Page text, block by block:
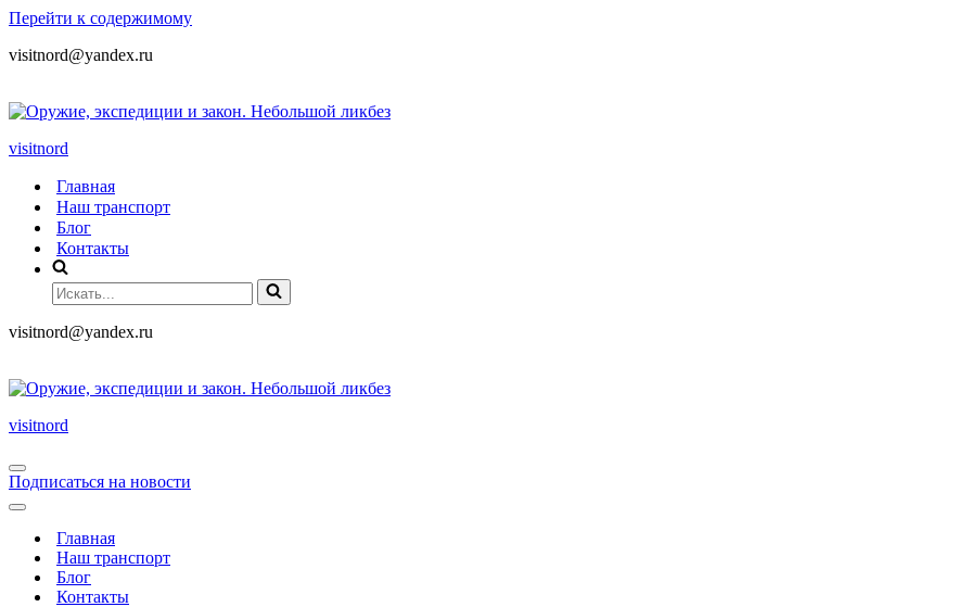
Перейти к содержимому
visitnord@yandex.ru
visitnord
Главная
Наш транспорт
Блог
Контакты
visitnord@yandex.ru
visitnord
Подписаться на новости
Главная
Наш транспорт
Блог
Контакты